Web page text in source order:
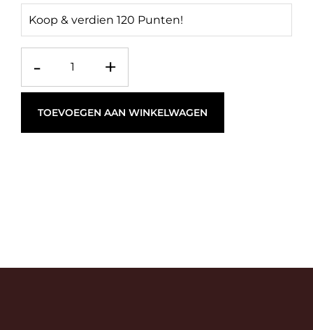
Koop & verdien 120 Punten!
- +
TOEVOEGEN AAN WINKELWAGEN